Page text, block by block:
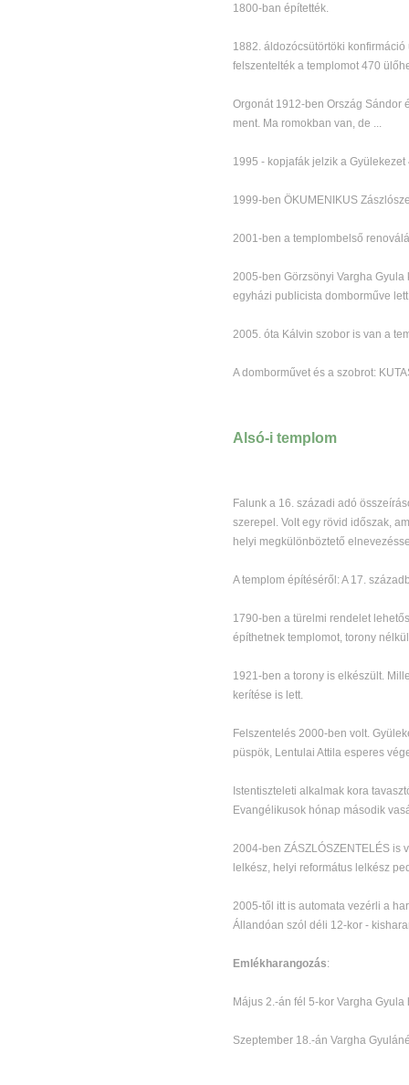
1800-ban építették.
1882. áldozócsütörtöki
felszentelték a templomot 470
Orgonát 1912-ben Ország Sándor
ment. Ma romokban van, de ...
1995 - kopjafák jelzik a
1999-ben ÖKUMENIKUS
2001-ben a templombelső
2005-ben Görzsönyi Vargha
egyházi publicista domborműve
2005. óta Kálvin szobor is van a
A domborművet és a szobrot:
Alsó-i templom
Falunk a 16. századi adó
szerepel. Volt egy rövid időszak,
helyi megkülönböztető
A templom építéséről: A 17.
1790-ben a türelmi rendelet
építhetnek templomot, torony
1921-ben a torony is elkészült.
kerítése is lett.
Felszentelés 2000-ben volt.
püspök, Lentulai Attila esperes
Istentiszteleti alkalmak kora
Evangélikusok hónap második
2004-ben ZÁSZLÓSZENTELÉS is
lelkész, helyi református lelkész
2005-től itt is automata vezérli a
Állandóan szól déli 12-kor -
Emlékharangozás:
Május 2.-án fél 5-kor Vargha
Szeptember 18.-án Vargha